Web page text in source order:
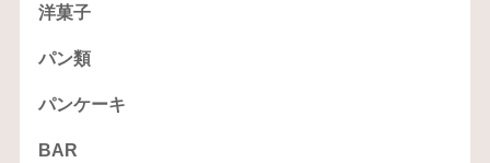
洋菓子
パン類
パンケーキ
BAR